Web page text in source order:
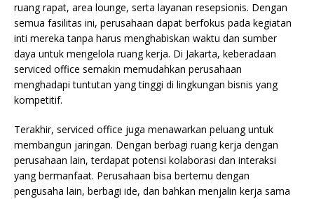
ruang rapat, area lounge, serta layanan resepsionis. Dengan
semua fasilitas ini, perusahaan dapat berfokus pada kegiatan
inti mereka tanpa harus menghabiskan waktu dan sumber
daya untuk mengelola ruang kerja. Di Jakarta, keberadaan
serviced office semakin memudahkan perusahaan
menghadapi tuntutan yang tinggi di lingkungan bisnis yang
kompetitif.
Terakhir, serviced office juga menawarkan peluang untuk
membangun jaringan. Dengan berbagi ruang kerja dengan
perusahaan lain, terdapat potensi kolaborasi dan interaksi
yang bermanfaat. Perusahaan bisa bertemu dengan
pengusaha lain, berbagi ide, dan bahkan menjalin kerja sama